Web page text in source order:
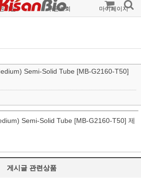
가입 주문조회 마이페이지
Semi-Solid Tube [MB-G2160-T50]
Semi-Solid Tube [MB-G2160-T50] 제
게시글 관련상품